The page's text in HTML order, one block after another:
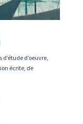
d’oeuvre,
écrite, de